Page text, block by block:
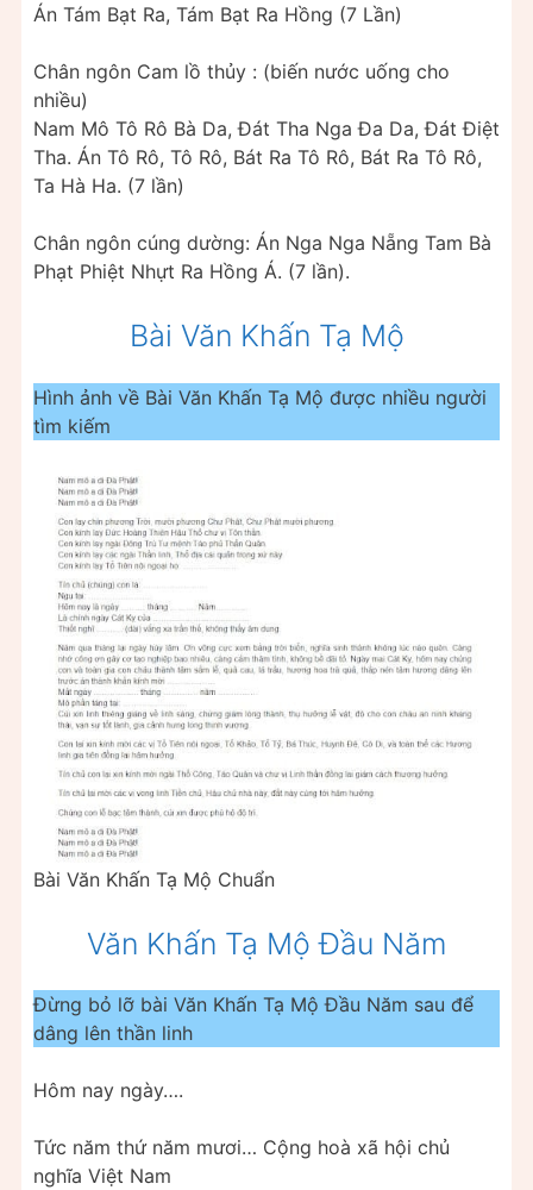
Án Tám Bạt Ra, Tám Bạt Ra Hồng (7 Lần)
Chân ngôn Cam lồ thủy : (biến nước uống cho
nhiều)
Nam Mô Tô Rô Bà Da, Đát Tha Nga Đa Da, Đát Điệt
Tha. Án Tô Rô, Tô Rô, Bát Ra Tô Rô, Bát Ra Tô Rô,
Ta Hà Ha. (7 lần)
Chân ngôn cúng dường: Án Nga Nga Nẵng Tam Bà
Phạt Phiệt Nhựt Ra Hồng Á. (7 lần).
Bài Văn Khấn Tạ Mộ
Hình ảnh về Bài Văn Khấn Tạ Mộ được nhiều người
tìm kiếm
Bài Văn Khấn Tạ Mộ Chuẩn
Văn Khấn Tạ Mộ Đầu Năm
Đừng bỏ lỡ bài Văn Khấn Tạ Mộ Đầu Năm sau để
dâng lên thần linh
Hôm nay ngày….
Tức năm thứ năm mươi… Cộng hoà xã hội chủ
nghĩa Việt Nam